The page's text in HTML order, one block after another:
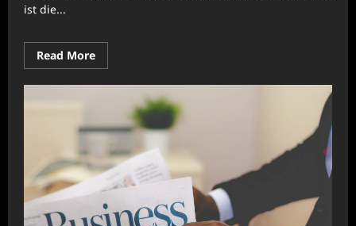
ist die...
Read MoreRead
more
Moderne
Geschäftsstrategien
langfristigen
Unternehmenserfolg